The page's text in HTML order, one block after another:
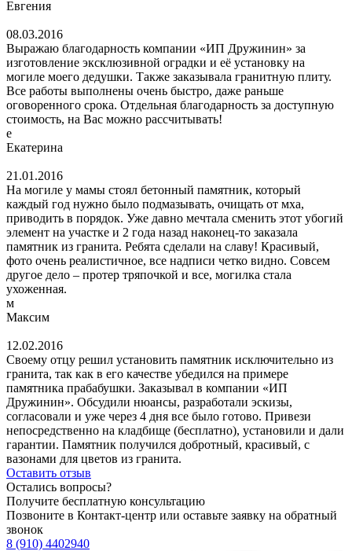
Евгения
08.03.2016
Выражаю благодарность компании «ИП Дружинин» за
изготовление эксклюзивной оградки и её установку на
могиле моего дедушки. Также заказывала гранитную плиту.
Все работы выполнены очень быстро, даже раньше
оговоренного срока. Отдельная благодарность за доступную
стоимость, на Вас можно рассчитывать!
е
Екатерина
21.01.2016
На могиле у мамы стоял бетонный памятник, который
каждый год нужно было подмазывать, очищать от мха,
приводить в порядок. Уже давно мечтала сменить этот убогий
элемент на участке и 2 года назад наконец-то заказала
памятник из гранита. Ребята сделали на славу! Красивый,
фото очень реалистичное, все надписи четко видно. Совсем
другое дело – протер тряпочкой и все, могилка стала
ухоженная.
м
Максим
12.02.2016
Своему отцу решил установить памятник исключительно из
гранита, так как в его качестве убедился на примере
памятника прабабушки. Заказывал в компании «ИП
Дружинин». Обсудили нюансы, разработали эскизы,
согласовали и уже через 4 дня все было готово. Привези
непосредственно на кладбище (бесплатно), установили и дали
гарантии. Памятник получился добротный, красивый, с
вазонами для цветов из гранита.
Оставить отзыв
Остались вопросы?
Получите бесплатную консультацию
Позвоните в Контакт-центр или оставьте заявку на обратный
звонок
8 (910) 4402940